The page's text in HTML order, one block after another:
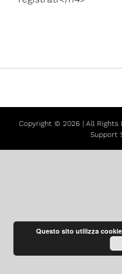
Copyright © 2026 | All Rights
Support
Questo sito utilizza